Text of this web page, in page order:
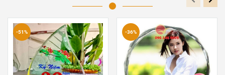
-51% -36%